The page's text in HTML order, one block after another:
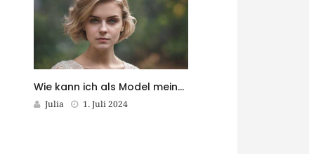
Wie kann ich als Model meine Sprachkenntnisse verbessern?
Julia 1. Juli 2024